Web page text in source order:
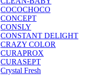
COCOCHOCO
CONCEPT
CONSLY
CONSTANT DELIGHT
CRAZY COLOR
CURAPROX
CURASEPT
Crystal Fresh